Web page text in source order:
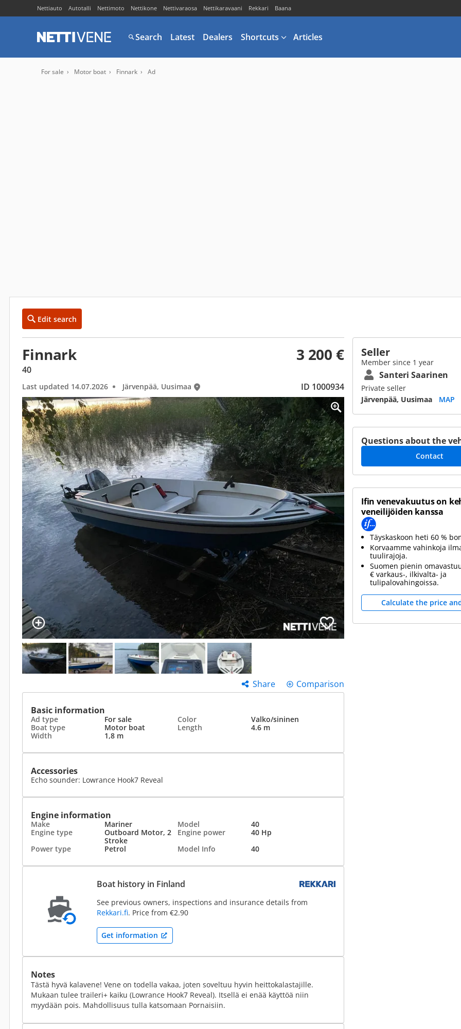
Nettiauto Autotalli Nettimoto Nettikone Nettivaraosa Nettikaravaani Rekkari Baana
Search Latest Dealers Shortcuts Articles
For sale Motor boat Finnark Ad
Edit search
Finnark 3 200 €
40
Last updated 14.07.2026 Järvenpää, Uusimaa ID 1000934
Share Comparison
Basic information
Ad type For sale Color
Valko/sininen
Boat type
Motor boat Length
4.6 m
Width
1,8 m
Accessories
Echo sounder: Lowrance Hook7 Reveal
Engine information
Make Mariner Model
40
Engine type
Outboard Motor, 2
Stroke
Engine power
40 Hp
Power type
Petrol Model Info 40
Boat history in Finland
See previous owners, inspections and insurance details from
Rekkari.fi. Price from €2.90
Get information
Notes
Tästä hyvä kalavene! Vene on todella vakaa, joten soveltuu hyvin heittokalastajille.
Mukaan tulee traileri+ kaiku (Lowrance Hook7 Reveal). Itsellä ei enää käyttöä niin
myydään pois. Mahdollisuus tulla katsomaan Pornaisiin.
Seller
Member since 1 year
Santeri Saarinen
Private seller
Järvenpää, Uusimaa
MAP
Questions about the
Contact
Ifin venevakuutus on
veneilijöiden kanssa
Täyskaskoon heti 60 %
Korvaamme vahinkoja
tuulirajoja.
Suomen pienin
€ varkaus-, ilkivalta- ja
tulipalovahingoissa.
Calculate the price